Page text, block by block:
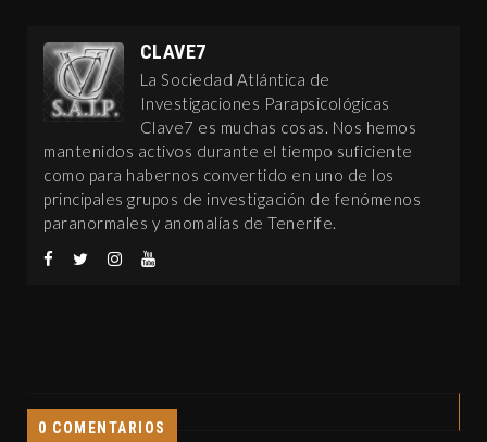
CLAVE7
La Sociedad Atlántica de
Investigaciones Parapsicológicas
Clave7 es muchas cosas. Nos hemos
mantenidos activos durante el tiempo suficiente
como para habernos convertido en uno de los
principales grupos de investigación de fenómenos
paranormales y anomalías de Tenerife.
0 COMENTARIOS